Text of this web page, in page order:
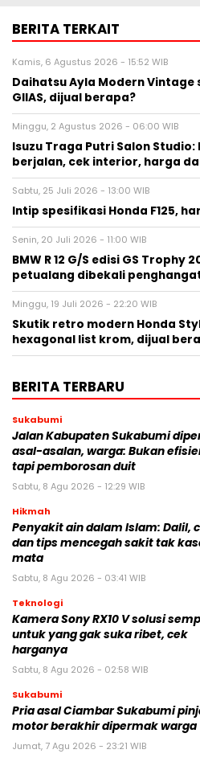
BERITA TERKAIT
Kamis, 6 Agustus 2026 - 15:52 WIB
Daihatsu Ayla Modern Vintage
GIIAS, dijual berapa?
Minggu, 2 Agustus 2026 - 06:00 WIB
Isuzu Traga Putri Salon
berjalan, cek interior, harga
Sabtu, 25 Juli 2026 - 13:00 WIB
Intip spesifikasi Honda F125,
Senin, 20 Juli 2026 - 11:00 WIB
BMW R 12 G/S edisi GS Trophy
petualang dibekali
Minggu, 19 Juli 2026 - 22:20 WIB
Skutik retro modern Honda
hexagonal list krom, dijual
BERITA TERBARU
Sukabumi
Jalan Kabupaten Sukabumi
asal-asalan, warga: Bukan
tapi pemborosan duit
Sabtu, 8 Agu 2026 - 12:29 WIB
Hikmah
Penyakit ain dalam Islam: Dalil,
dan tips mencegah sakit tak
mata
Sabtu, 8 Agu 2026 - 03:41 WIB
Teknologi
Kamera Sony RX10 V solusi
untuk yang gak suka ribet, cek
harganya
Sabtu, 8 Agu 2026 - 02:58 WIB
Sukabumi
Pria asal Ciambar Sukabumi
motor berakhir dipermak warga
Jumat, 7 Agu 2026 - 23:21 WIB